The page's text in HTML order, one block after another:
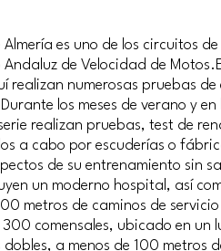
Almería es uno de los circuitos
de Velocidad de
realizan numerosas pruebas
los meses de verano y
realizan pruebas, test de
a cabo por escuderías o
de su entrenamiento sin
un moderno hospital, así
metros de caminos de
comensales, ubicado en un
a menos de 100 metros